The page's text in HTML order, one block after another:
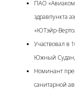
ПАО
здравпункта
«ЮТэйр-
Участвовал в
Южный Судан,
Номинант
санитарной